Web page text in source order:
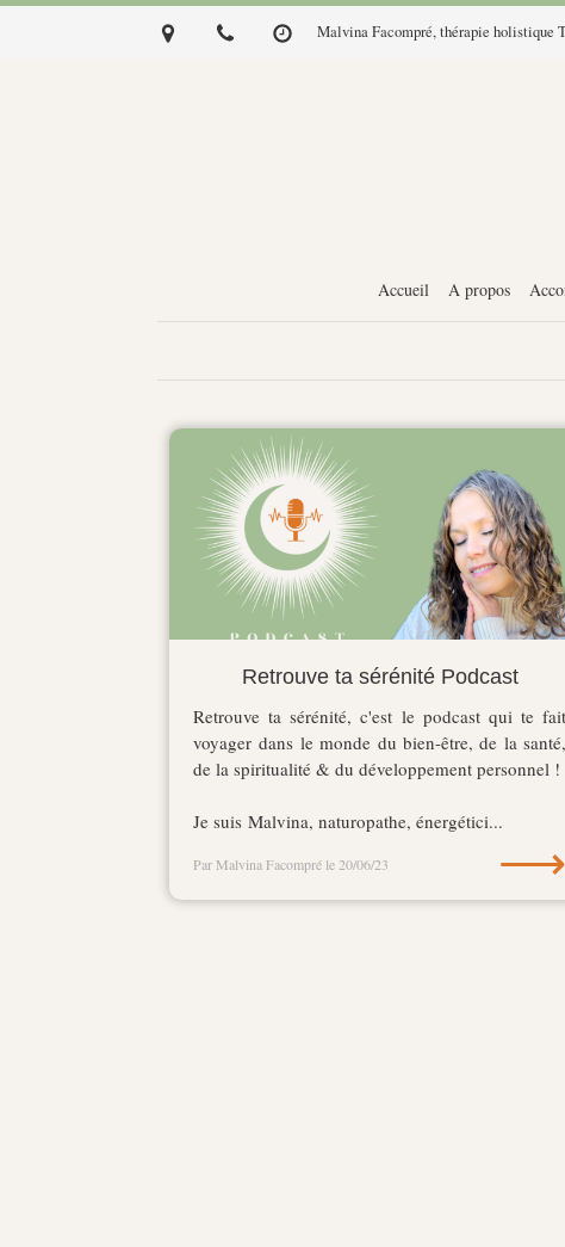
Malvina Facompré, thérapie holistique
Accueil A propos
Retrouve ta sérénité Podcast
Retrouve ta sérénité, c'est le podcast qui te fait
voyager dans le monde du bien-être, de la santé,
de la spiritualité & du développement personnel !
Je suis Malvina, naturopathe, énergétici...
Par Malvina Facompré le 20/06/23 ⟶